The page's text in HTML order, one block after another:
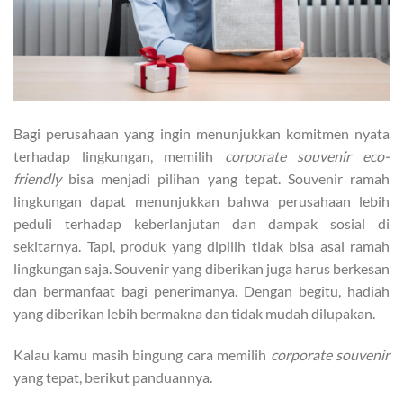
Bagi perusahaan yang ingin menunjukkan komitmen nyata
terhadap lingkungan, memilih corporate souvenir
eco-
friendlybisa menjadi pilihan yang tepat. Souvenir ramah
lingkungan dapat menunjukkan bahwa perusahaan lebih
peduli terhadap keberlanjutan dan dampak sosial di
sekitarnya. Tapi, produk yang dipilih tidak bisa asal ramah
lingkungan saja. Souvenir yang diberikan juga harus berkesan
dan bermanfaat bagi penerimanya. Dengan begitu, hadiah
yang diberikan lebih bermakna dan tidak mudah dilupakan.
Kalau kamu masih bingung cara memilih corporate souvenir
yang tepat, berikut panduannya.